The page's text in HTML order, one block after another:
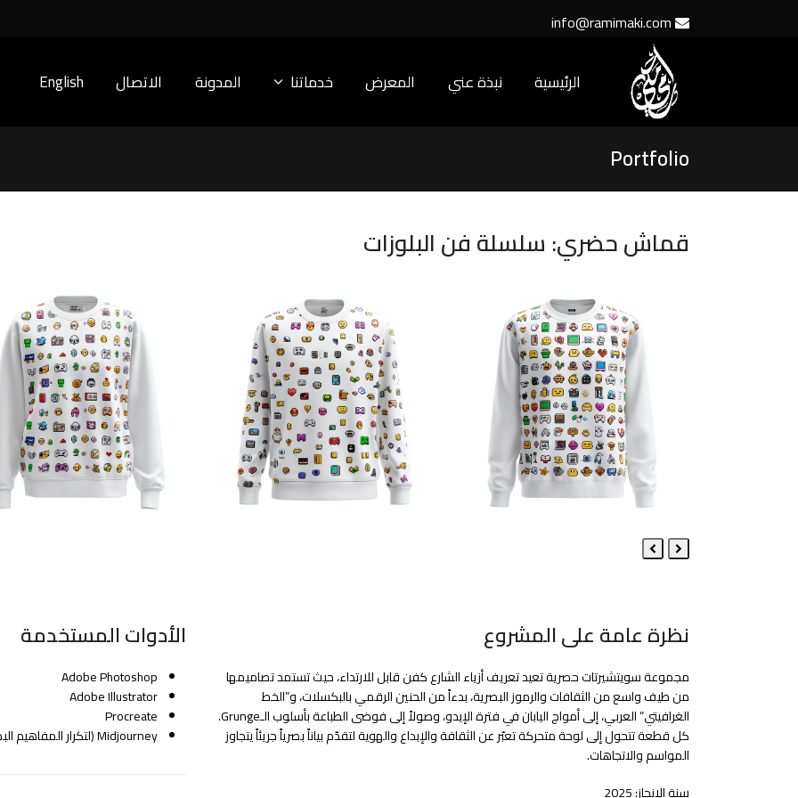
info@ramimaki.com
الرئيسية نبذة عني المعرض خدماتنا المدونة الاتصال English
Portfolio
قماش حضري: سلسلة فن البلوزات
Previous
Next
الأدوات المستخدمة
Adobe Photoshop
Adobe Illustrator
Procreate
Midjourney (لتكرار المفاهيم البصرية وتطويرها)
نظرة عامة على المشروع
مجموعة سويتشيرتات حصرية تعيد تعريف أزياء الشارع كفن قابل للارتداء، حيث تستمد تصاميمها
من طيف واسع من الثقافات والرموز البصرية، بدءاً من الحنين الرقمي بالبكسلات، و”الخط
الغرافيتي” العربي، إلى أمواج اليابان في فترة الإيدو، وصولاً إلى فوضى الطباعة بأسلوب الـGrunge.
كل قطعة تتحول إلى لوحة متحركة تعبّر عن الثقافة والإبداع والهوية لتقدّم بياناً بصرياً جريئاً يتجاوز
المواسم والاتجاهات.
سنة الإنجاز: 2025